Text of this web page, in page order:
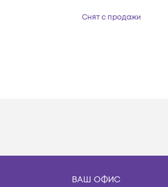
Снят с продажи
ВАШ ОФИС